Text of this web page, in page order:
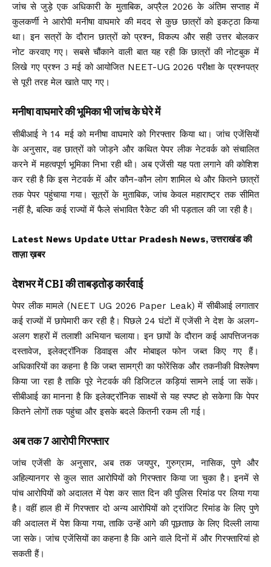
जांच से जुड़े एक अधिकारी के मुताबिक, अप्रैल 2026 के अंतिम सप्ताह में
कुलकर्णी ने आरोपी मनीषा वाघमारे की मदद से कुछ छात्रों को इकट्ठा किया
था। इन सत्रों के दौरान छात्रों को प्रश्न, विकल्प और सही उत्तर बोलकर
नोट करवाए गए। सबसे चौंकाने वाली बात यह रही कि छात्रों की नोटबुक में
लिखे गए प्रश्न 3 मई को आयोजित NEET-UG 2026 परीक्षा के प्रश्नपत्र
से पूरी तरह मेल खाते पाए गए।
मनीषा वाघमारे की भूमिका भी जांच के घेरे में
सीबीआई ने 14 मई को मनीषा वाघमारे को गिरफ्तार किया था। जांच एजेंसियों
के अनुसार, वह छात्रों को जोड़ने और कथित पेपर लीक नेटवर्क को संचालित
करने में महत्वपूर्ण भूमिका निभा रही थी। अब एजेंसी यह पता लगाने की कोशिश
कर रही है कि इस नेटवर्क में और कौन-कौन लोग शामिल थे और कितने छात्रों
तक पेपर पहुंचाया गया। सूत्रों के मुताबिक, जांच केवल महाराष्ट्र तक सीमित
नहीं है, बल्कि कई राज्यों में फैले संभावित रैकेट की भी पड़ताल की जा रही है।
Latest News Update Uttar Pradesh News, उत्तराखंड की
ताज़ा ख़बर
देशभर में CBI की ताबड़तोड़ कार्रवाई
पेपर लीक मामले (NEET UG 2026 Paper Leak) में सीबीआई लगातार
कई राज्यों में छापेमारी कर रही है। पिछले 24 घंटों में एजेंसी ने देश के अलग-
अलग शहरों में तलाशी अभियान चलाया। इन छापों के दौरान कई आपत्तिजनक
दस्तावेज, इलेक्ट्रॉनिक डिवाइस और मोबाइल फोन जब्त किए गए हैं।
अधिकारियों का कहना है कि जब्त सामग्री का फोरेंसिक और तकनीकी विश्लेषण
किया जा रहा है ताकि पूरे नेटवर्क की डिजिटल कड़ियां सामने लाई जा सकें।
सीबीआई का मानना है कि इलेक्ट्रॉनिक साक्ष्यों से यह स्पष्ट हो सकेगा कि पेपर
कितने लोगों तक पहुंचा और इसके बदले कितनी रकम ली गई।
अब तक 7 आरोपी गिरफ्तार
जांच एजेंसी के अनुसार, अब तक जयपुर, गुरुग्राम, नासिक, पुणे और
अहिल्यानगर से कुल सात आरोपियों को गिरफ्तार किया जा चुका है। इनमें से
पांच आरोपियों को अदालत में पेश कर सात दिन की पुलिस रिमांड पर लिया गया
है। वहीं हाल ही में गिरफ्तार दो अन्य आरोपियों को ट्रांजिट रिमांड के लिए पुणे
की अदालत में पेश किया गया, ताकि उन्हें आगे की पूछताछ के लिए दिल्ली लाया
जा सके। जांच एजेंसियों का कहना है कि आने वाले दिनों में और गिरफ्तारियां हो
सकती हैं।